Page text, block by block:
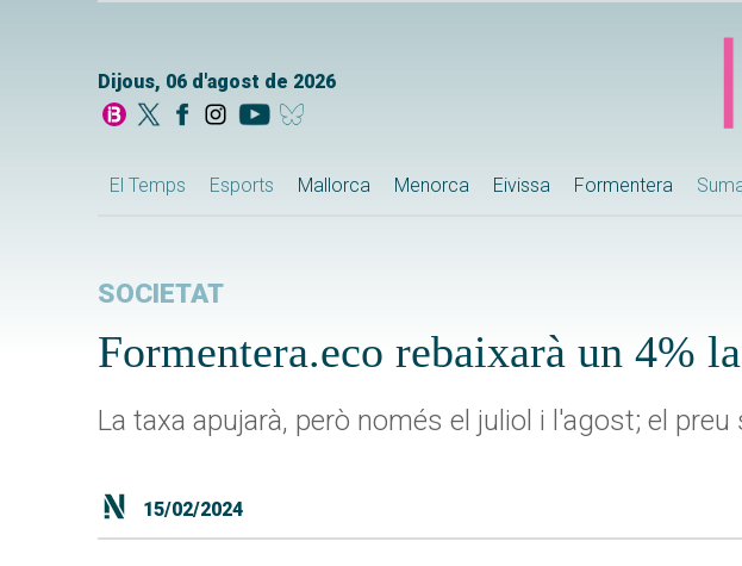
Dijous, 06 d'agost de 2026
El Temps Esports Mallorca Menorca Eivissa Formentera
SOCIETAT
Formentera.eco rebaixarà un 4%
La taxa apujarà, però només el juliol i l'agost; el
15/02/2024